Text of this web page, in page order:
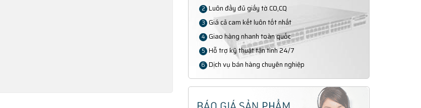
2 Luôn đầy đủ giấy tờ CO,CQ
3 Giá cả cam kết luôn tốt nhất
4 Giao hàng nhanh toàn quốc
5 Hỗ trợ kỹ thuật tận tình 24/7
6 Dịch vụ bán hàng chuyên nghiệp